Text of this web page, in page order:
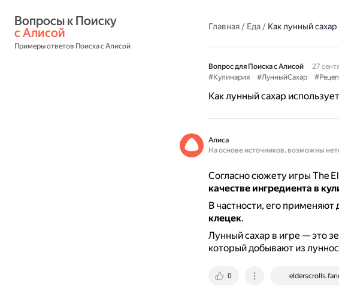
с Алисой
Примеры ответов Поиска с Алисой
Главная/ Еда/ Как лунный сахар
Вопрос для Поиска с Алисой
27
#Кулинария
#ЛунныйСахар
Как лунный сахар
Алиса
На основе источников, возможны
Согласно сюжету игры The
качестве ингредиента в
В частности, его применяют
клецек.
Лунный сахар в игре — это
который добывают из
0